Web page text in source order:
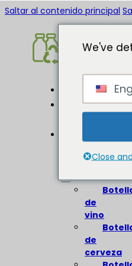
Saltar al contenido principal
Acerca
vidrio
de
vino
de
cerveza
We've
Close